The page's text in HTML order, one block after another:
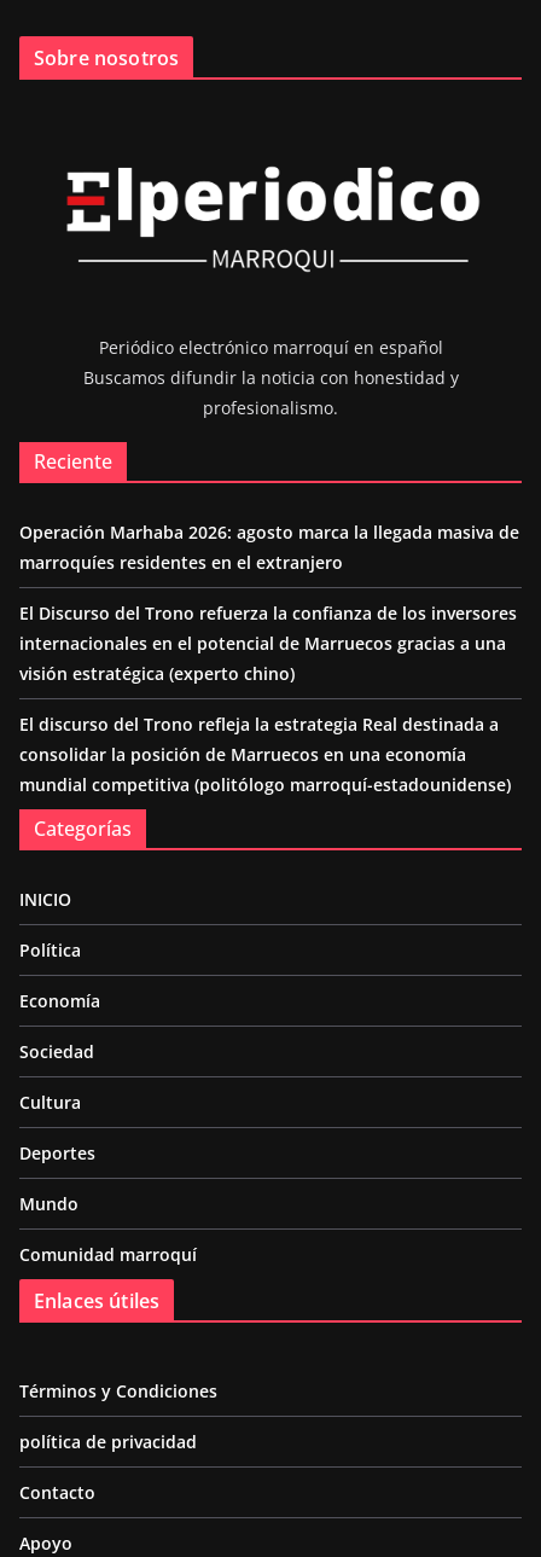
Sobre nosotros
Periódico electrónico marroquí en español
Buscamos difundir la noticia con honestidad y
profesionalismo.
Reciente
Operación Marhaba 2026: agosto marca la llegada masiva de
marroquíes residentes en el extranjero
El Discurso del Trono refuerza la confianza de los inversores
internacionales en el potencial de Marruecos gracias a una
visión estratégica (experto chino)
El discurso del Trono refleja la estrategia Real destinada a
consolidar la posición de Marruecos en una economía
mundial competitiva (politólogo marroquí-estadounidense)
Categorías
INICIO
Política
Economía
Sociedad
Cultura
Deportes
Mundo
Comunidad marroquí
Enlaces útiles
Términos y Condiciones
política de privacidad
Contacto
Apoyo